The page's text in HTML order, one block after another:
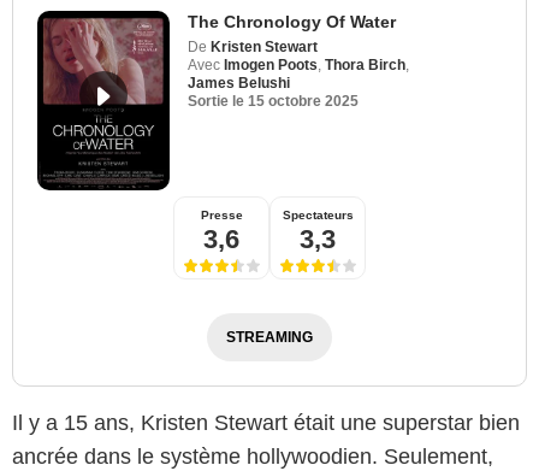
The Chronology Of Water
De Kristen Stewart
Avec Imogen Poots Thora Birch
James Belushi
Sortie le 15 octobre 2025
Presse
3,6
Spectateurs
3,3
STREAMING
Il y a 15 ans, Kristen Stewart était une superstar bien
ancrée dans le système hollywoodien. Seulement,